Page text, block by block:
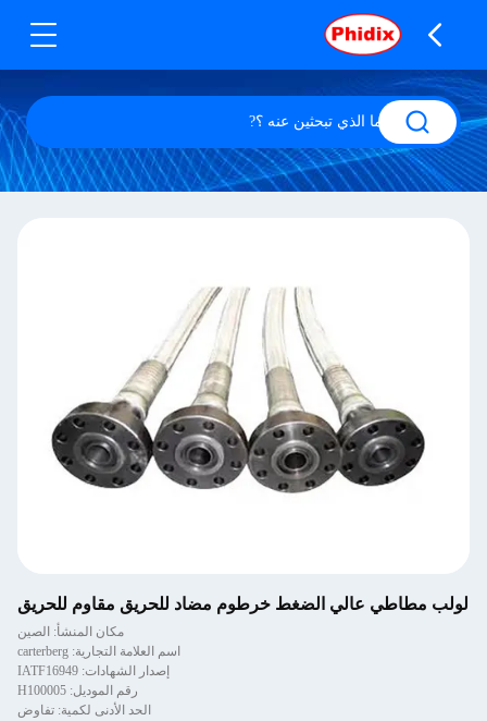
لولب مطاطي عالي الضغط خرطوم مضاد للحريق مقاوم للحريق
مكان المنشأ: الصين
اسم العلامة التجارية: carterberg
إصدار الشهادات: IATF16949
رقم الموديل: H100005
الحد الأدنى لكمية: تفاوض